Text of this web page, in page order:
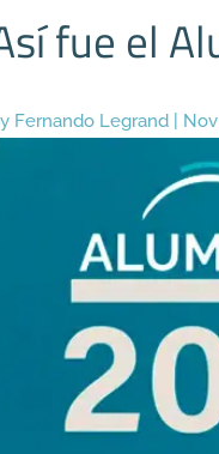
fue el
Fernando Legrand